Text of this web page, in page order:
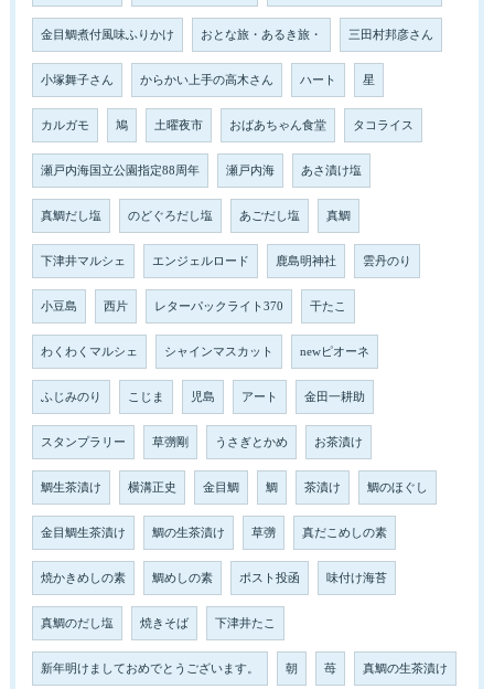
金目鯛煮付風味ふりかけ おとな旅・あるき旅・ 三田村邦彦さん
小塚舞子さん からかい上手の高木さん ハート 星
カルガモ 鳩 土曜夜市 おばあちゃん食堂 タコライス
瀬戸内海国立公園指定88周年 瀬戸内海 あさ漬け塩
真鯛だし塩 のどぐろだし塩 あごだし塩 真鯛
下津井マルシェ エンジェルロード 鹿島明神社 雲丹のり
小豆島 西片 レターパックライト370 干たこ
わくわくマルシェ シャインマスカット newピオーネ
ふじみのり こじま 児島 アート 金田一耕助
スタンプラリー 草彅剛 うさぎとかめ お茶漬け
鯛生茶漬け 横溝正史 金目鯛 鯛 茶漬け 鯛のほぐし
金目鯛生茶漬け 鯛の生茶漬け 草彅 真だこめしの素
焼かきめしの素 鯛めしの素 ポスト投函 味付け海苔
真鯛のだし塩 焼きそば 下津井たこ
新年明けましておめでとうございます。 朝 苺 真鯛の生茶漬け